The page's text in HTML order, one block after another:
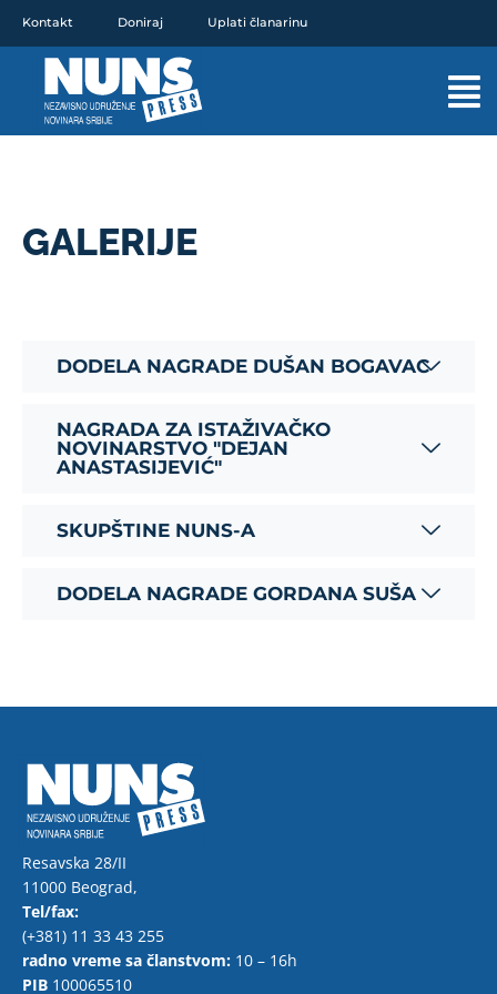
sadržaj
Kontakt Doniraj Uplati članarinu
GALERIJE
DODELA NAGRADE DUŠAN BOGAVAC​
NAGRADA ZA ISTAŽIVAČKO
NOVINARSTVO "DEJAN
ANASTASIJEVIĆ"
SKUPŠTINE NUNS-A
DODELA NAGRADE GORDANA SUŠA
Resavska 28/II
11000 Beograd,
Tel/fax:
(+381) 11 33 43 255
radno vreme sa članstvom: 10 – 16h
PIB 100065510